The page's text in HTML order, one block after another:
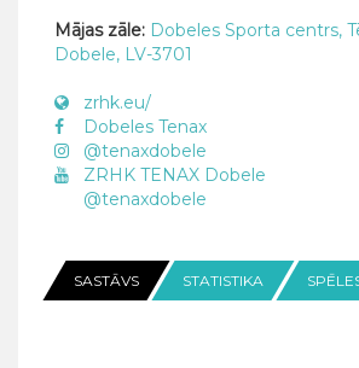
Mājas zāle: Dobeles Sporta centrs,
Dobele, LV-3701
zrhk.eu/
Dobeles Tenax
@tenaxdobele
ZRHK TENAX Dobele
@tenaxdobele
SASTĀVS STATISTIKA